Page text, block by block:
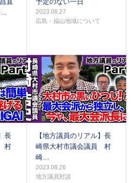
2023.08.27
広島・福山地域について
長
村
【地方議員のリアル】長
崎県大村市議会議員 村
崎…
2023.08.26
地方議員対談